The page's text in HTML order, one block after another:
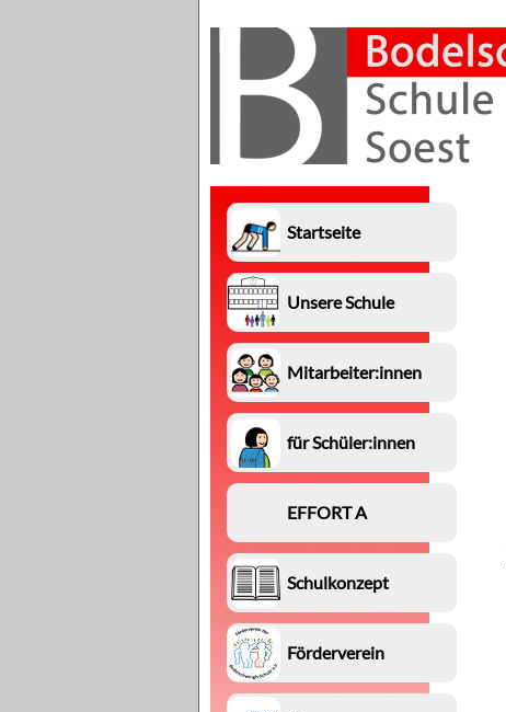
Navigation
überspringen
Startseite
Unsere Schule
Mitarbeiter:innen
für Schüler:innen
EFFORT A
Schulkonzept
Förderverein